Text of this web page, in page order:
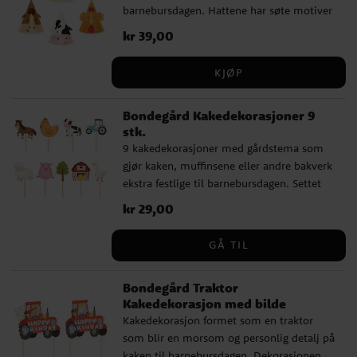
gavebordet.
barnebursdagen. Hattene har søte motiver
som sau, and, gris, hest, ku og høne, noe
som passer perfekt til en bursdag med
høye og holdes på plass med strikkbånd.
borddekkingen og under selve bursdagen.
Pris:kr 39,00
kr 39,00
KJØP
Bondegård Kakedekorasjoner 9
stk.
9 kakedekorasjoner med gårdstema som
gjør kaken, muffinsene eller andre bakverk
ekstra festlige til barnebursdagen. Settet
inneholder flere søte motiver som hest,
høne, ku, traktor, sau, gris, tre, låve og
gås, noe som passer perfekt til en bursdag
med gårdstema. Dekorasjonene er laget av
er en leken og dekorativ detalj som raskt
gir bakverkene et ekstra fint preg.
Pris:kr 29,00
kr 29,00
GÅ TIL
Bondegård Traktor
Kakedekorasjon med bilde
Kakedekorasjon formet som en traktor
som blir en morsom og personlig detalj på